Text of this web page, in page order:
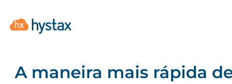
A maneira mais rápida